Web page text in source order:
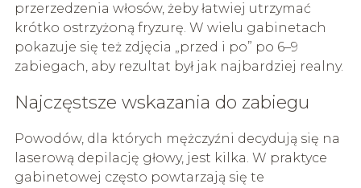
przerzedzenia włosów, żeby łatwiej utrzymać
krótko ostrzyżoną fryzurę. W wielu gabinetach
pokazuje się też zdjęcia „przed i po” po 6–9
zabiegach, aby rezultat był jak najbardziej realny.
Najczęstsze wskazania do zabiegu
Powodów, dla których mężczyźni decydują się na
laserową depilację głowy, jest kilka. W praktyce
gabinetowej często powtarzają się te